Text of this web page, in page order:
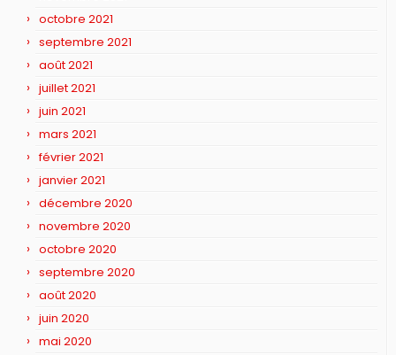
octobre 2021
septembre 2021
août 2021
juillet 2021
juin 2021
mars 2021
février 2021
janvier 2021
décembre 2020
novembre 2020
octobre 2020
septembre 2020
août 2020
juin 2020
mai 2020